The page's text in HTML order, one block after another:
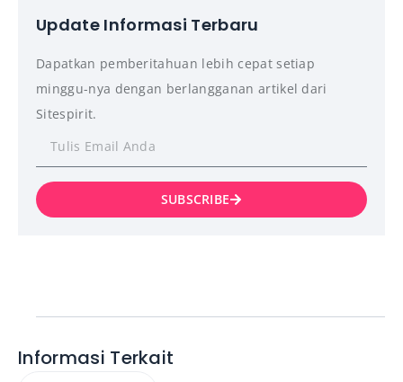
Update Informasi Terbaru
Dapatkan pemberitahuan lebih cepat setiap
minggu-nya dengan berlangganan artikel dari
Sitespirit.
SUBSCRIBE
Informasi Terkait